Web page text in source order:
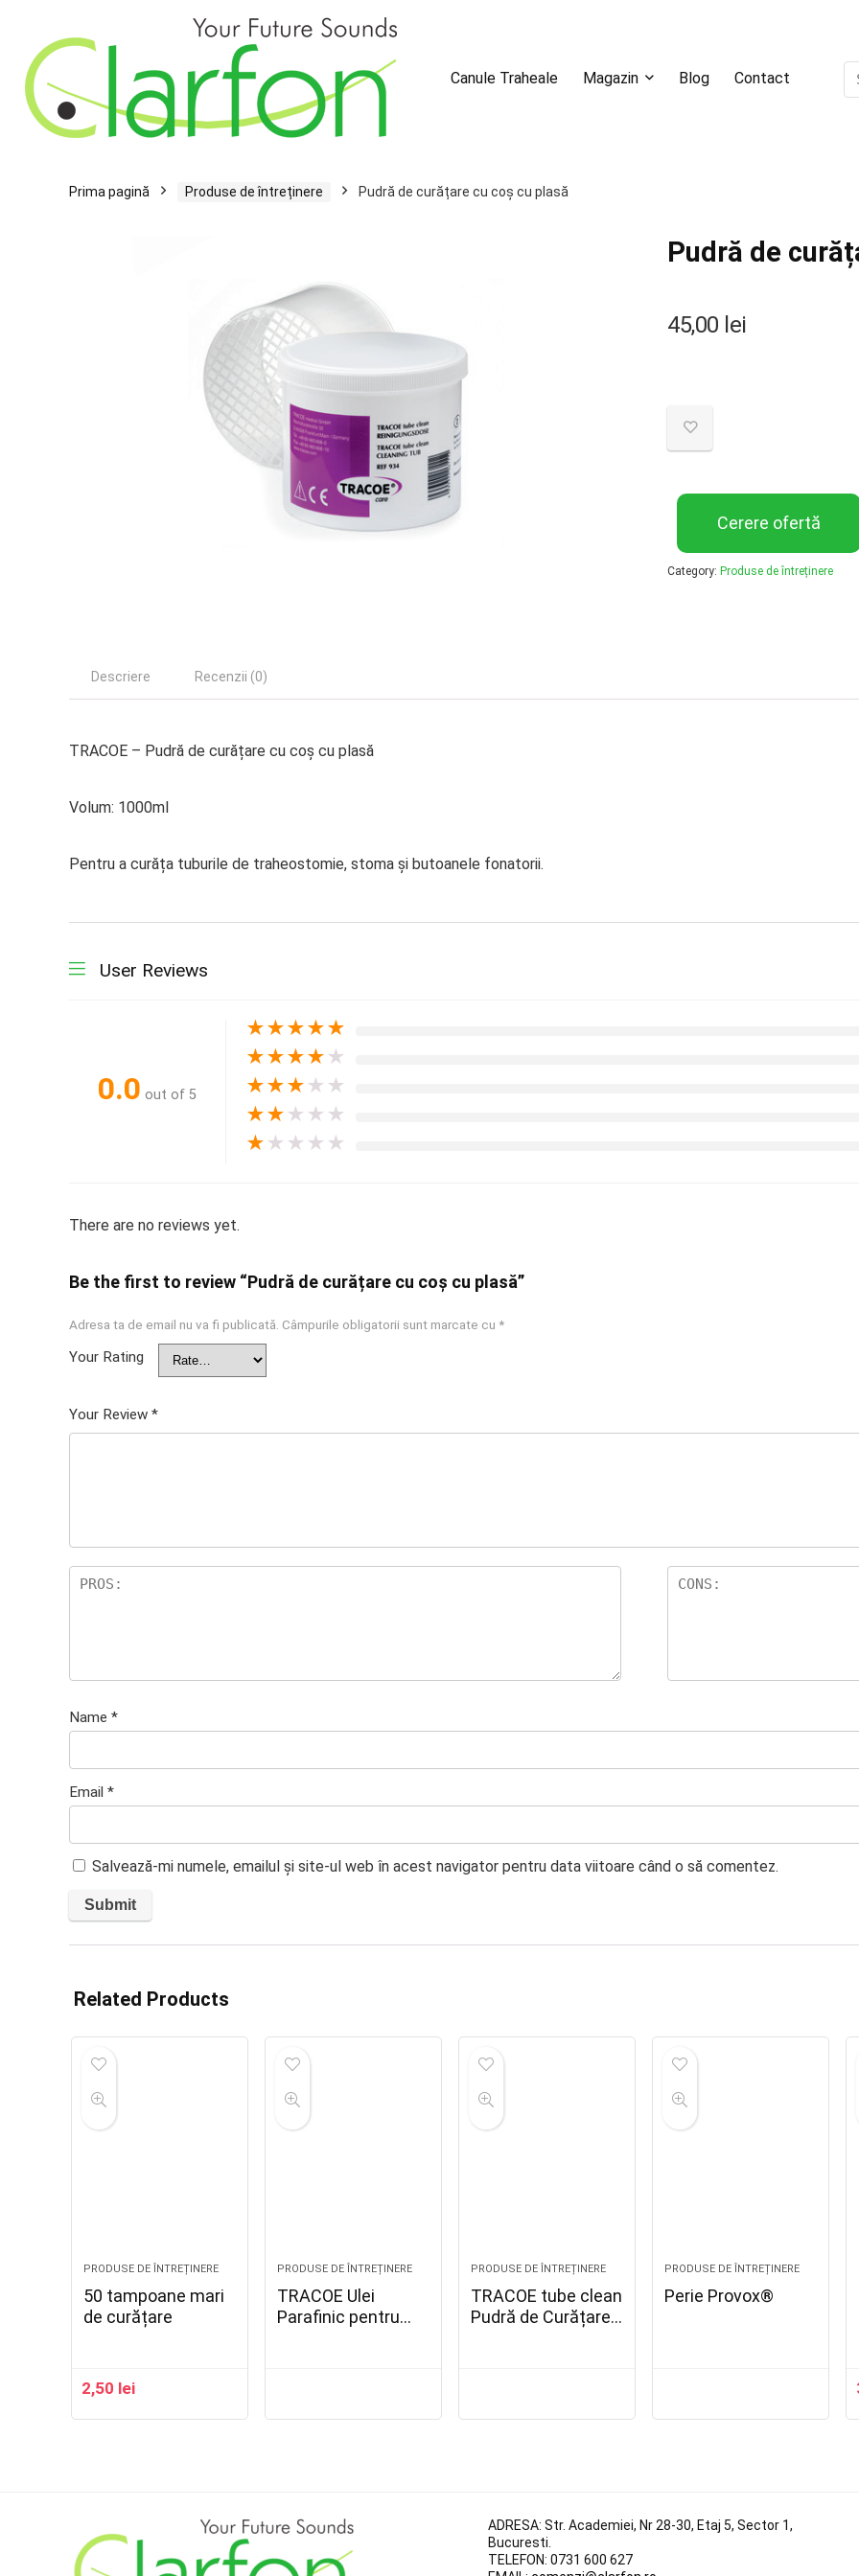
Canule Traheale Magazin Blog Contact
Prima pagină Produse de întreținere Pudră de curățare cu coș cu plasă
Pudră de
45,00 lei
Cerere ofertă
Category: Produse de întreținere
Descriere Recenzii (0)
TRACOE – Pudră de curățare cu coș cu plasă
Volum: 1000ml
Pentru a curăța tuburile de traheostomie, stoma și butoanele fonatorii.
User Reviews
0.0 out of 5
★★★★★
★★★★ ★
★★★ ★ ★
★★ ★ ★ ★
★ ★ ★ ★ ★
There are no reviews yet.
Be the first to review “Pudră de curățare cu coș cu plasă”
Adresa ta de email nu va fi publicată. Câmpurile obligatorii sunt marcate cu *
Your Rating
Your Review *
Name *
Email *
Salvează-mi numele, emailul și site-ul web în acest navigator pentru data viitoare când o să comentez.
Related Products
PRODUSE DE ÎNTREȚINERE
50 tampoane mari
de curățare
2,50 lei
PRODUSE DE ÎNTREȚINERE
TRACOE Ulei
Parafinic pentru
PRODUSE DE ÎNTREȚINERE
TRACOE tube clean
Pudră de Curățare
PRODUSE DE ÎNTREȚINERE
Perie Provox®
ADRESA: Str. Academiei, Nr 28-30, Etaj 5, Sector 1,
Bucuresti.
TELEFON: 0731 600 627